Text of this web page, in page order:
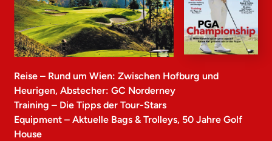
Reise – Rund um Wien: Zwischen Hofburg und
Heurigen, Abstecher: GC Norderney
Training – Die Tipps der Tour-Stars
Equipment – Aktuelle Bags & Trolleys, 50 Jahre Golf
House